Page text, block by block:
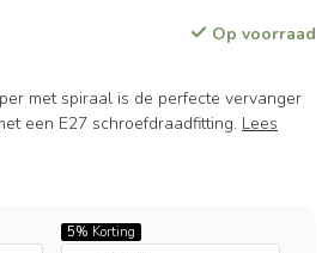
Op voorraad
met spiraal is de perfecte vervanger
een E27 schroefdraadfitting. Lees
5% Korting